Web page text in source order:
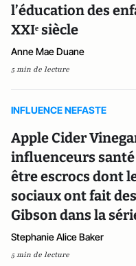
l’éducation des
XXIᵉ siècle
Anne Mae Duane
5 min de lecture
INFLUENCE NEFASTE
Apple Cider
influenceurs
être escrocs dont
sociaux ont fait
Gibson dans la
Stephanie Alice Baker
5 min de lecture